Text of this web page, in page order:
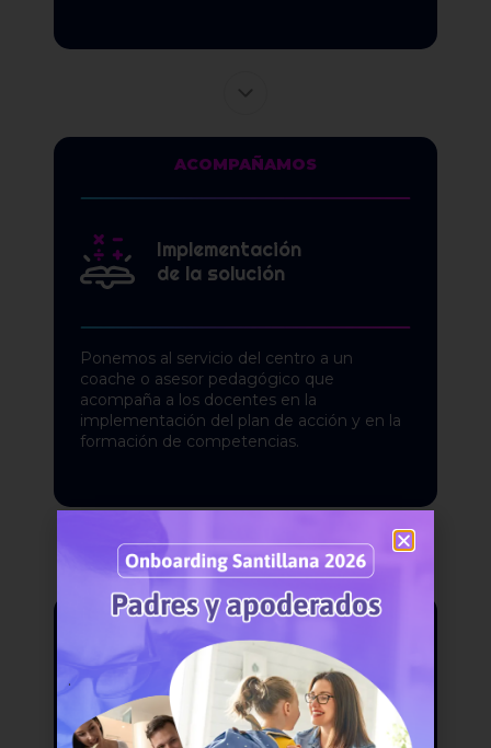
ACOMPAÑAMOS
Implementación
de la solución
Ponemos al servicio del centro a un
coache o asesor pedagógico que
acompaña a los docentes en la
implementación del plan de acción y en la
formación de competencias.
ANALIZAMOS
Análisis de
resultados
.